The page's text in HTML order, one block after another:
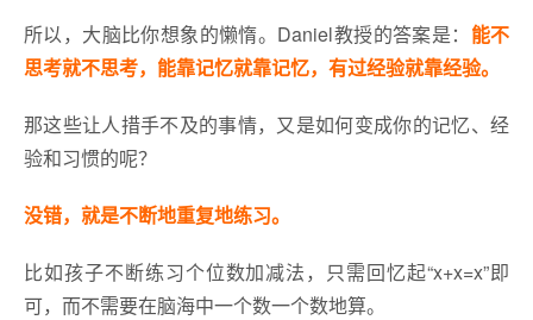
所以，大脑比你想象的懒惰。Daniel教授的答案是： 能不
思考就不思考，能靠记忆就靠记忆，有过经验就靠经验。
那这些让人措手不及的事情，又是如何变成你的记忆、经
验和习惯的呢？
没错，就是不断地重复地练习。
比如孩子不断练习个位数加减法，只需回忆起“x+x=x”即
可，而不需要在脑海中一个数一个数地算。